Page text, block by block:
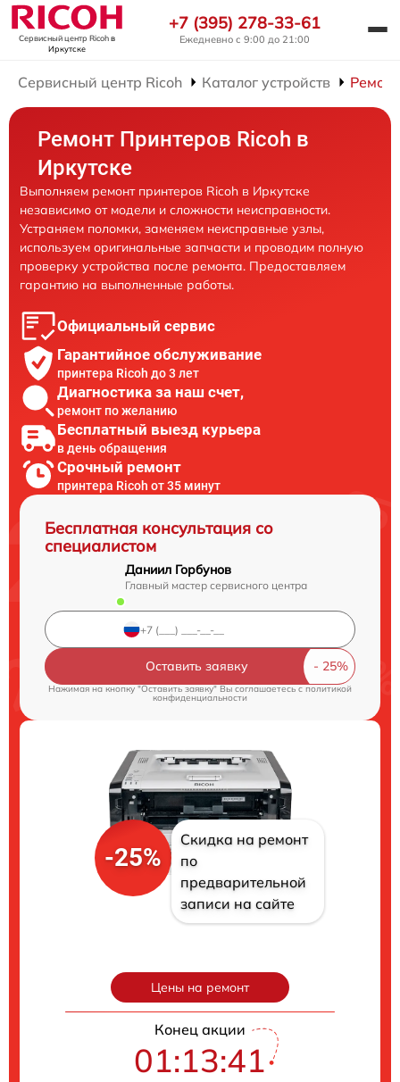
Сервисный центр Ricohв
Иркутске
+7 (395) 278-33-61
Ежедневно с 9:00 до 21:00
Сервисный центр Ricoh Каталог устройств
Ремонт Принтеров Ricoh в
Иркутске
Выполняем ремонт принтеров Ricoh в Иркутске
независимо от модели и сложности неисправности.
Устраняем поломки, заменяем неисправные узлы,
используем оригинальные запчасти и проводим полную
проверку устройства после ремонта. Предоставляем
гарантию на выполненные работы.
Официальный сервис
Гарантийное обслуживание
принтера Ricoh до 3 лет
Диагностика за наш счет,
ремонт по желанию
Бесплатный выезд курьера
в день обращения
Срочный ремонт
принтера Ricoh от 35 минут
Бесплатная консультация со
специалистом
Даниил Горбунов
Главный мастер сервисного центра
Оставить заявку
Нажимая на кнопку "Оставить заявку" Вы соглашаетесь c политикой
конфиденциальности
-25%
Скидка на ремонт
по
предварительной
записи на сайте
Цены на ремонт
Конец акции
01:13:40